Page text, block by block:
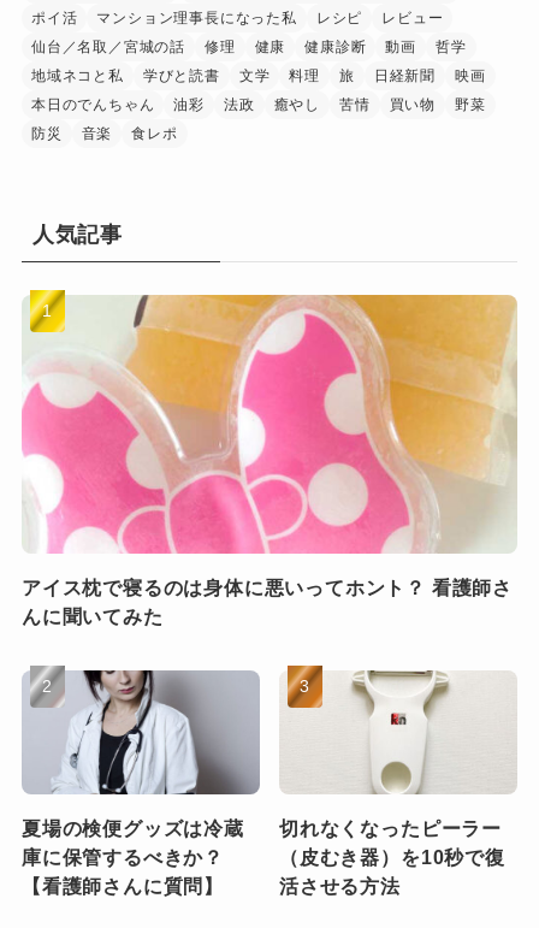
ポイ活
マンション理事長になった私 レシピ
レビュー
仙台／名取／宮城の話
修理 健康 健康診断 動画
哲学
地域ネコと私
学びと読書 文学 料理 旅 日経新聞
映画
本日のでんちゃん
油彩 法政 癒やし 苦情 買い物
野菜
防災
音楽 食レポ
人気記事
アイス枕で寝るのは身体に悪いってホント？ 看護師さ
んに聞いてみた
夏場の検便グッズは冷蔵
庫に保管するべきか？
【看護師さんに質問】
切れなくなったピーラー
（皮むき器）を10秒で復
活させる方法